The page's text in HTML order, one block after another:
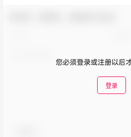
您必须登录或注册以后
登录